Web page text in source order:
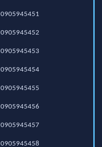
0905945451
0905945452
0905945453
0905945454
0905945455
0905945456
0905945457
0905945458